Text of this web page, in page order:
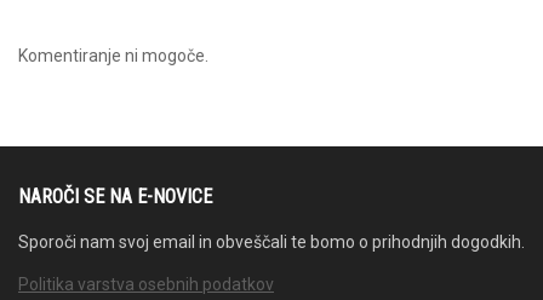
Komentiranje ni mogoče.
NAROČI SE NA E-NOVICE
Sporoči nam svoj email in obveščali te bomo o prihodnjih dogodkih.
Politika varstva osebnih podatkov